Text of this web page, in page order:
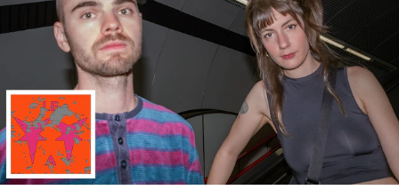
search
Suchbegriff
eingeben
© Krone Multimedia GmbH & Co KG 2026
Muthgasse 2, 1190 Wien